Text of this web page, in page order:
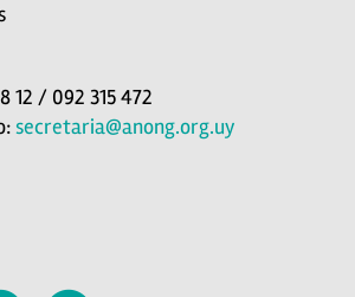
12 / 092 315 472
secretaria@anong.org.uy